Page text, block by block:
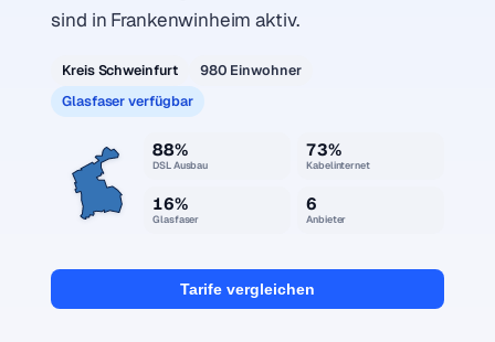
sind in Frankenwinheim aktiv.
Kreis Schweinfurt
980 Einwohner
Glasfaser verfügbar
88%
DSL Ausbau
73%
Kabelinternet
16%
Glasfaser
6
Anbieter
Tarife vergleichen